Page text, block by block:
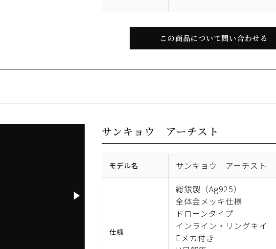
この商品について問い合わせる
サンキョウ アーチスト
モデル名 サンキョウ アーチスト
仕様
総銀製（Ag925）
全体金メッキ仕様
ドローンタイプ
インライン・リングキイ
Eメカ付き